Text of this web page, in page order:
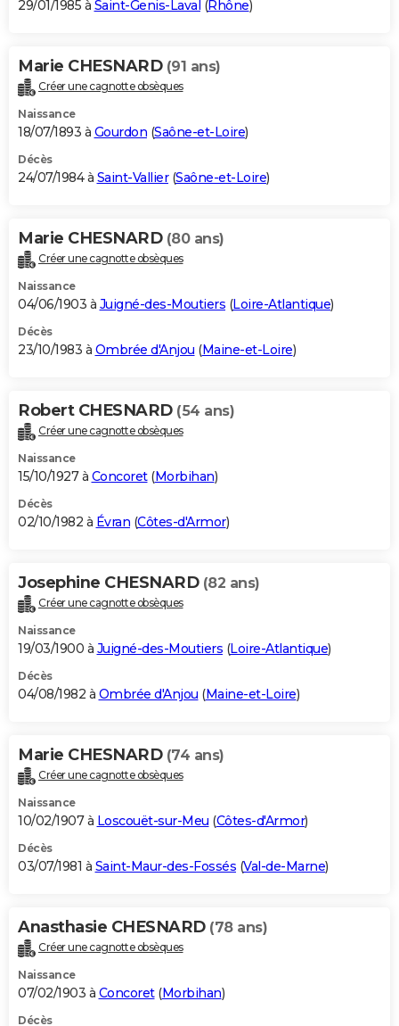
29/01/1985 à Saint-Genis-Laval (Rhône)
Marie CHESNARD (91 ans)
Créer une cagnotte obsèques
Naissance
18/07/1893 à Gourdon (Saône-et-Loire)
Décès
24/07/1984 à Saint-Vallier(Saône-et-Loire)
Marie CHESNARD (80 ans)
Créer une cagnotte obsèques
Naissance
04/06/1903 à Juigné-des-Moutiers (Loire-Atlantique)
Décès
23/10/1983 à Ombrée d'Anjou (Maine-et-Loire)
Robert CHESNARD (54 ans)
Créer une cagnotte obsèques
Naissance
15/10/1927 à Concoret(Morbihan)
Décès
02/10/1982 à Évran (Côtes-d'Armor)
Josephine CHESNARD (82 ans)
Créer une cagnotte obsèques
Naissance
19/03/1900 à Juigné-des-Moutiers (Loire-Atlantique)
Décès
04/08/1982 à Ombrée d'Anjou (Maine-et-Loire)
Marie CHESNARD (74 ans)
Créer une cagnotte obsèques
Naissance
10/02/1907 à Loscouët-sur-Meu (Côtes-d'Armor)
Décès
03/07/1981 à Saint-Maur-des-Fossés (Val-de-Marne)
Anasthasie CHESNARD (78 ans)
Créer une cagnotte obsèques
Naissance
07/02/1903 à Concoret(Morbihan)
Décès